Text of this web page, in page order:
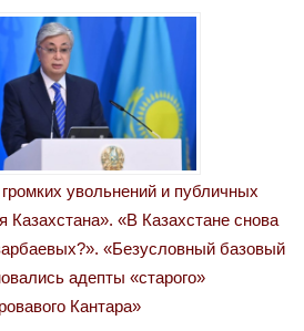
увольнений и публичных
Казахстана». «В Казахстане снова
«Безусловный базовый
адепты «старого»
Кантара»